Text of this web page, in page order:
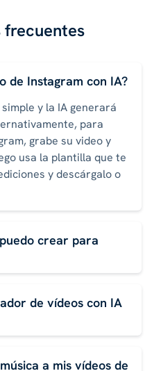
frecuentes
de Instagram con IA?
y la IA generará
para
grabe su video y
usa la plantilla que te
y descárgalo o
crear para
de vídeos con IA
a mis vídeos de